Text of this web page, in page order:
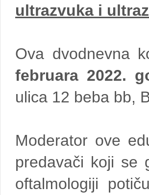
ultrazvuka i
Ova dvodnevna
februara 2022.
ulica 12 beba bb,
Moderator ove
predavači koji se
oftalmologiji